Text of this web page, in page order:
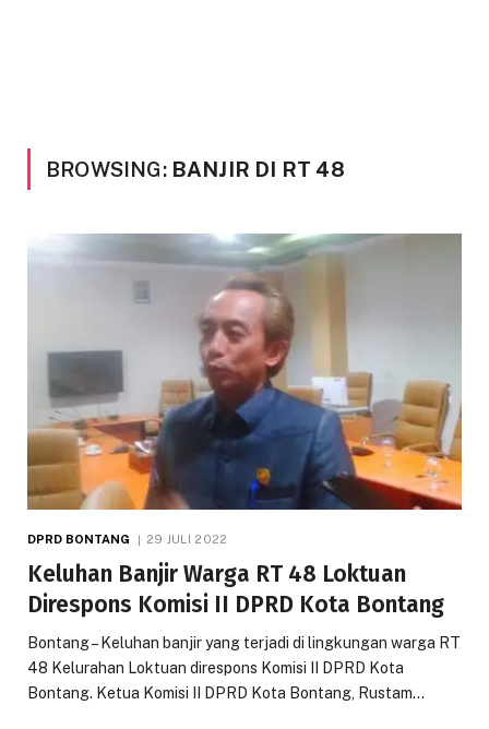
BROWSING: BANJIR DI RT 48
DPRD BONTANG 29 JULI 2022
Keluhan Banjir Warga RT 48 Loktuan
Direspons Komisi II DPRD Kota Bontang
Bontang – Keluhan banjir yang terjadi di lingkungan warga RT
48 Kelurahan Loktuan direspons Komisi II DPRD Kota
Bontang. Ketua Komisi II DPRD Kota Bontang, Rustam…